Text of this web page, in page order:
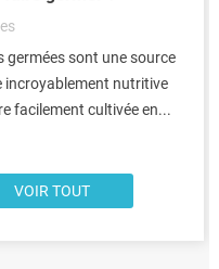
germées sont une source
incroyablement nutritive
facilement cultivée en...
VOIR TOUT